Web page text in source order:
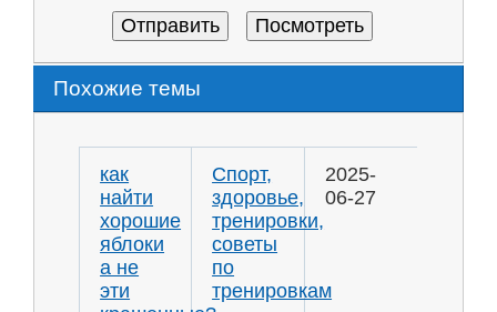
Похожие темы
как
найти
хорошие
яблоки
а не
эти
Спорт,
здоровье,
тренировки,
советы
по
тренировкам
2025-
06-27